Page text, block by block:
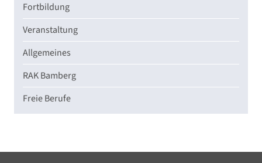
Fortbildung
Veranstaltung
Allgemeines
RAK Bamberg
Freie Berufe